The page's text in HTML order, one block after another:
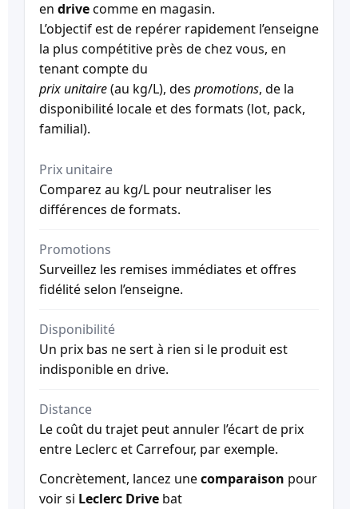
en drivecomme en magasin.
L’objectif est de repérer rapidement l’enseigne
la plus compétitive près de chez vous, en
tenant compte du
prix unitaire(au kg/L), des promotions, de la
disponibilité locale et des formats (lot, pack,
familial).
Prix unitaire
Comparez au kg/L pour neutraliser les
différences de formats.
Promotions
Surveillez les remises immédiates et offres
fidélité selon l’enseigne.
Disponibilité
Un prix bas ne sert à rien si le produit est
indisponible en drive.
Distance
Le coût du trajet peut annuler l’écart de prix
entre Leclerc et Carrefour, par exemple.
Concrètement, lancez unecomparaison pour
voir si Leclerc Drive bat